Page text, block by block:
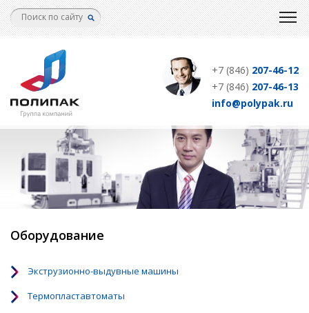
Перейти
к
+7 (846) 207-46-12
+7 (846) 207-46-13
info@polypak.ru
Оборудование
Экструзионно-выдувные машины
Термопластавтоматы